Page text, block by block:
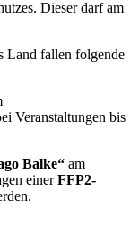
Dieser darf am
Land fallen folgende
Veranstaltungen bis
Balke“ am
einerFFP2-